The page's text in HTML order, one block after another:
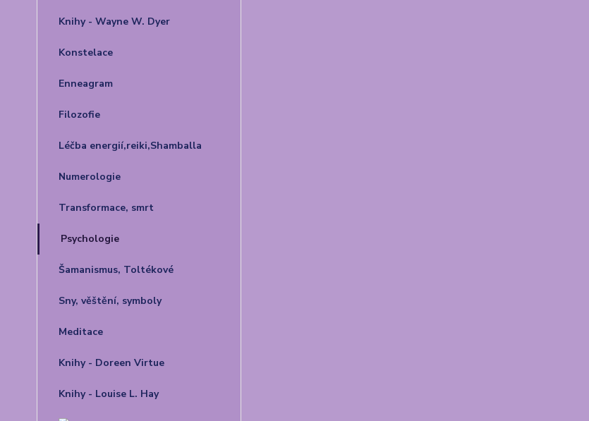
Knihy - Wayne W. Dyer
Konstelace
Enneagram
Filozofie
Léčba energií,reiki,Shamballa
Numerologie
Transformace, smrt
Psychologie
Šamanismus, Toltékové
Sny, věštění, symboly
Meditace
Knihy - Doreen Virtue
Knihy - Louise L. Hay